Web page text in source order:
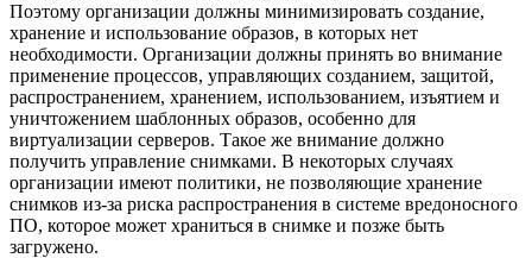
Поэтому организации должны минимизировать создание,
хранение и использование образов, в которых нет
необходимости. Организации должны принять во внимание
применение процессов, управляющих созданием, защитой,
распространением, хранением, использованием, изъятием и
уничтожением шаблонных образов, особенно для
виртуализации серверов. Такое же внимание должно
получить управление снимками. В некоторых случаях
организации имеют политики, не позволяющие хранение
снимков из-за риска распространения в системе вредоносного
ПО, которое может храниться в снимке и позже быть
загружено.